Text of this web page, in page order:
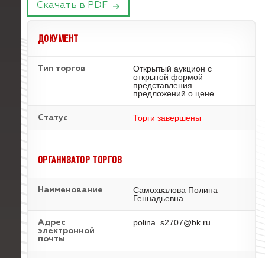
Скачать в PDF
ДОКУМЕНТ
Тип торгов
Открытый аукцион с
открытой формой
представления
предложений о цене
Статус Торги завершены
ОРГАНИЗАТОР ТОРГОВ
Наименование
Самохвалова Полина
Геннадьевна
Адрес
электронной
почты
polina_s2707@bk.ru